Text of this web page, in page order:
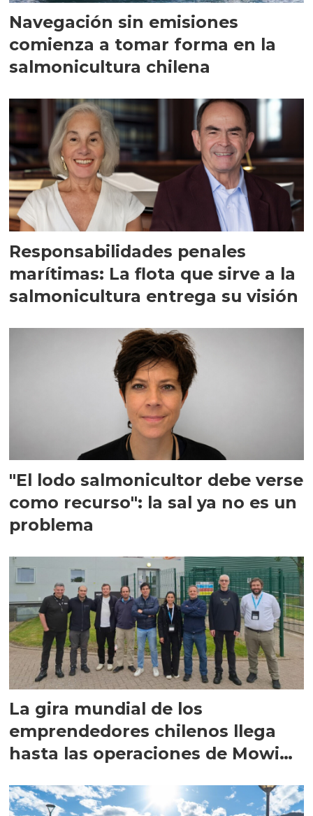
Navegación sin emisiones
comienza a tomar forma en la
salmonicultura chilena
Responsabilidades penales
marítimas: La flota que sirve a la
salmonicultura entrega su visión
"El lodo salmonicultor debe verse
como recurso": la sal ya no es un
problema
La gira mundial de los
emprendedores chilenos llega
hasta las operaciones de Mowi